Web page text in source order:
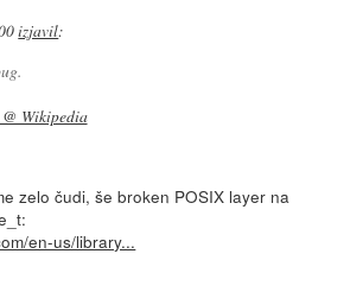
izjavil:
Wikipedia
zelo čudi, še broken POSIX layer na
en-us/library...